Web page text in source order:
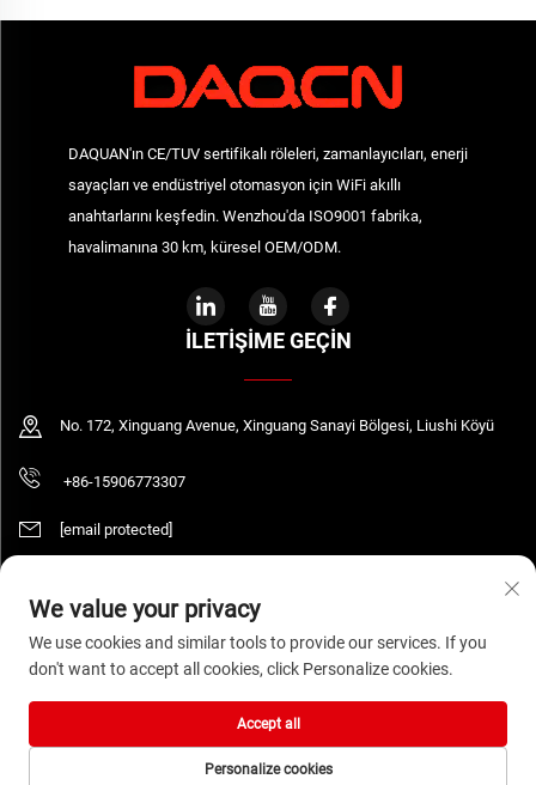
DAQUAN'ın CE/TUV sertifikalı röleleri, zamanlayıcıları, enerji
sayaçları ve endüstriyel otomasyon için WiFi akıllı
anahtarlarını keşfedin. Wenzhou'da ISO9001 fabrika,
havalimanına 30 km, küresel OEM/ODM.
İLETIŞIME GEÇIN
No. 172, Xinguang Avenue, Xinguang Sanayi Bölgesi, Liushi Köyü
+86-15906773307
[email protected]
Telif Hakkı © 2026 WENZHOU DAQUAN ELECTRIC CO.,LTD Tüm hakları saklıdır.
Gizlilik Politikası
We value your privacy
We use cookies and similar tools to provide our services. If you
don't want to accept all cookies, click Personalize cookies.
Personalize cookies
Accept all